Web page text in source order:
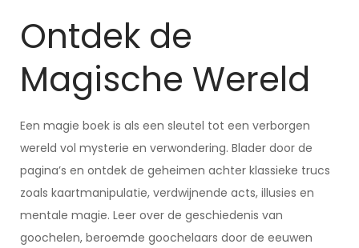
Ontdek de
Magische Wereld
Een magie boek is als een sleutel tot een verborgen
wereld vol mysterie en verwondering. Blader door de
pagina’s en ontdek de geheimen achter klassieke trucs
zoals kaartmanipulatie, verdwijnende acts, illusies en
mentale magie. Leer over de geschiedenis van
goochelen, beroemde goochelaars door de eeuwen